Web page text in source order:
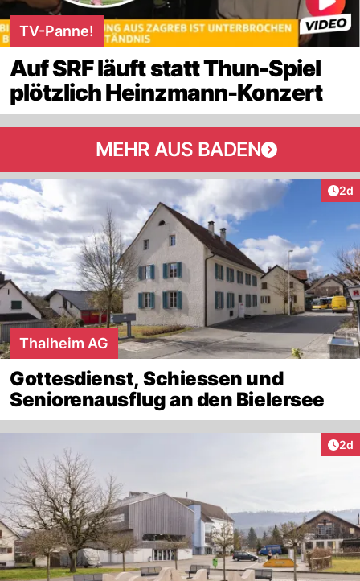
TV-Panne!
Auf SRF läuft statt Thun-Spiel
plötzlich Heinzmann-Konzert
MEHR AUS BADEN
2d
Thalheim AG
Gottesdienst, Schiessen und
Seniorenausflug an den Bielersee
2d